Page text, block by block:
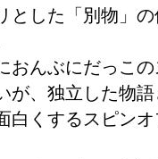
とした「別物」
おんぶにだっこ
が、独立した物
白くするスピン